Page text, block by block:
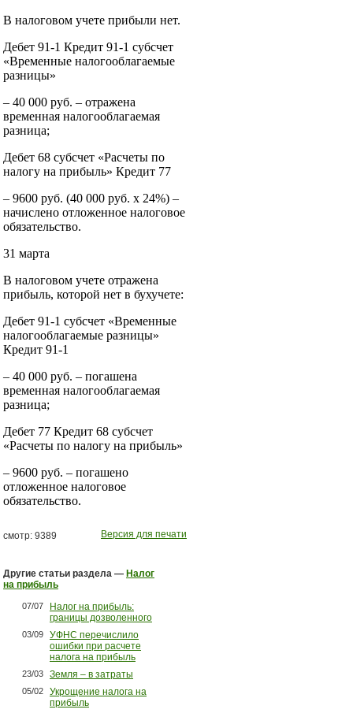
В налоговом учете прибыли нет.
Дебет 91-1 Кредит 91-1 субсчет
«Временные налогооблагаемые
разницы»
– 40 000 руб. – отражена
временная налогооблагаемая
разница;
Дебет 68 субсчет «Расчеты по
налогу на прибыль» Кредит 77
– 9600 руб. (40 000 руб. x 24%) –
начислено отложенное налоговое
обязательство.
31 марта
В налоговом учете отражена
прибыль, которой нет в бухучете:
Дебет 91-1 субсчет «Временные
налогооблагаемые разницы»
Кредит 91-1
– 40 000 руб. – погашена
временная налогооблагаемая
разница;
Дебет 77 Кредит 68 субсчет
«Расчеты по налогу на прибыль»
– 9600 руб. – погашено
отложенное налоговое
обязательство.
смотр: 9389 Версия для печати
Другие статьи раздела — Налог
на прибыль
07/07
Налог на прибыль:
границы дозволенного
03/09
УФНС перечислило
ошибки при расчете
налога на прибыль
23/03 Земля – в затраты
05/02
Укрощение налога на
прибыль